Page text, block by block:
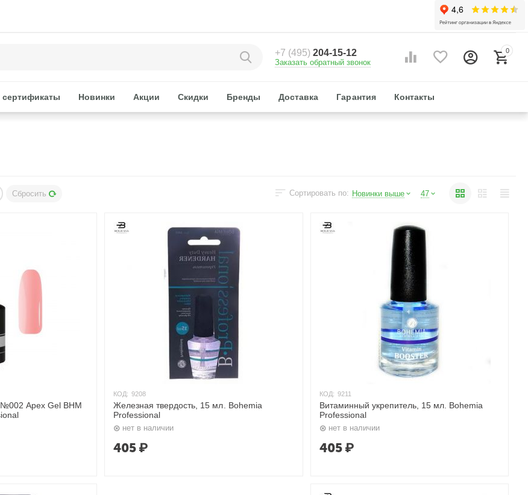
+7 (495)204-15-12
Заказать обратный звонок
0
Новинки Акции Скидки Бренды Доставка Гарантия Контакты
Сбросить Сортировать по: Новинки выше 47
Apex Gel BHM
КОД: 9208
Железная твердость, 15 мл. Bohemia
Professional
нет в наличии
405 ₽
КОД: 9211
Витаминный укрепитель, 15 мл. Bohemia
Professional
нет в наличии
405 ₽